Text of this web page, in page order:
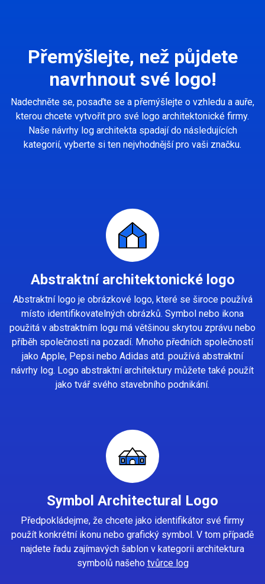
Přemýšlejte, než půjdete
navrhnout své logo!
Nadechněte se, posaďte se a přemýšlejte o vzhledu a auře,
kterou chcete vytvořit pro své logo architektonické firmy.
Naše návrhy log architekta spadají do následujících
kategorií, vyberte si ten nejvhodnější pro vaši značku.
Abstraktní architektonické logo
Abstraktní logo je obrázkové logo, které se široce používá
místo identifikovatelných obrázků. Symbol nebo ikona
použitá v abstraktním logu má většinou skrytou zprávu nebo
příběh společnosti na pozadí. Mnoho předních společností
jako Apple, Pepsi nebo Adidas atd. používá abstraktní
návrhy log. Logo abstraktní architektury můžete také použít
jako tvář svého stavebního podnikání.
Symbol Architectural Logo
Předpokládejme, že chcete jako identifikátor své firmy
použít konkrétní ikonu nebo grafický symbol. V tom případě
najdete řadu zajímavých šablon v kategorii architektura
symbolů našeho tvůrce log